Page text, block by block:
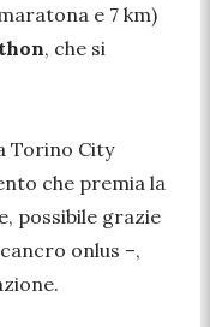
e 7 km)
, che si
Torino City
che premia la
possibile grazie
onlus –,